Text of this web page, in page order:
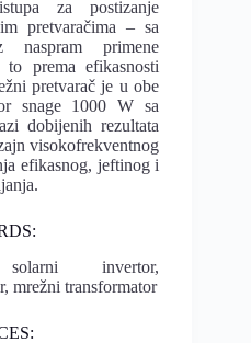
za postizanje
pretvaračima – sa
naspram primene
prema efikasnosti
pretvarač je u obe
snage 1000 W sa
dobijenih rezultata
visokofrekventnog
efikasnog, jeftinog i
invertor,
mrežni transformator